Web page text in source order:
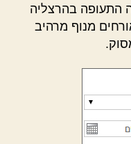
התעופה בהרצליה
מנוף מרהיב